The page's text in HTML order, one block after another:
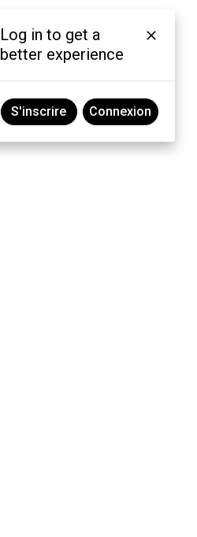
Log in to get a
better experience
S'inscrire Connexion